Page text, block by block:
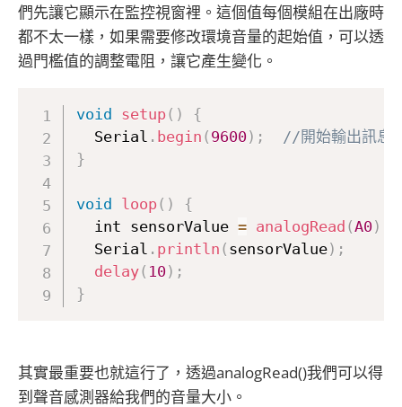
們先讓它顯示在監控視窗裡。這個值每個模組在出廠時
都不太一樣，如果需要修改環境音量的起始值，可以透
過門檻值的調整電阻，讓它產生變化。
void setup( )
{
  Serial
. begin ( 9600) ;
//開始輸出訊息
}
void loop( )
{
  int sensorValue
= analogRead (A0)
  Serial
. println ( sensorValue) ;
delay( 10) ;
}
其實最重要也就這行了，透過analogRead()我們可以得
到聲音感測器給我們的音量大小。